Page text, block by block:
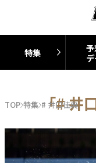
特集
TOP 特集 # 井口佳典
「# 井